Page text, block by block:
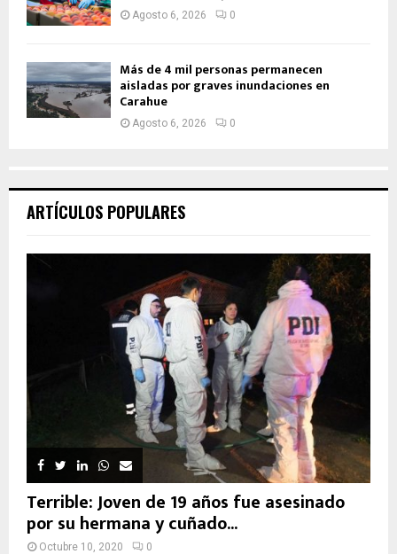
Agosto 6, 2026 0
Más de 4 mil personas permanecen
aisladas por graves inundaciones en
Carahue
Agosto 6, 2026 0
ARTÍCULOS POPULARES
Terrible: Joven de 19 años fue asesinado
por su hermana y cuñado...
Octubre 10, 2020 0